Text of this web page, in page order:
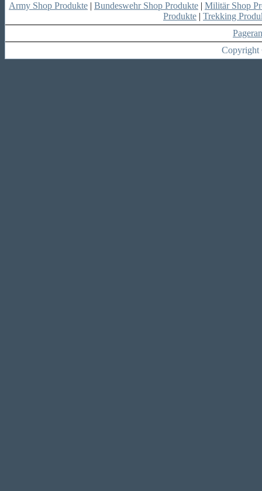
Army Shop Produkte | Bundeswehr Shop Produkte | Militär Shop
Produkte | Trekking